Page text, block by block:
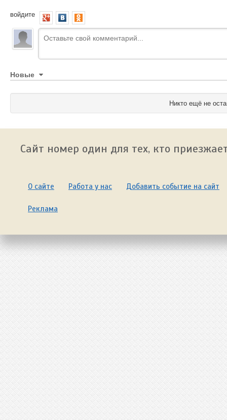
войдите
Новые
Никто ещё не
Сайт номер один для тех, кто
О сайте Работа у нас Добавить событие на сайт
Реклама